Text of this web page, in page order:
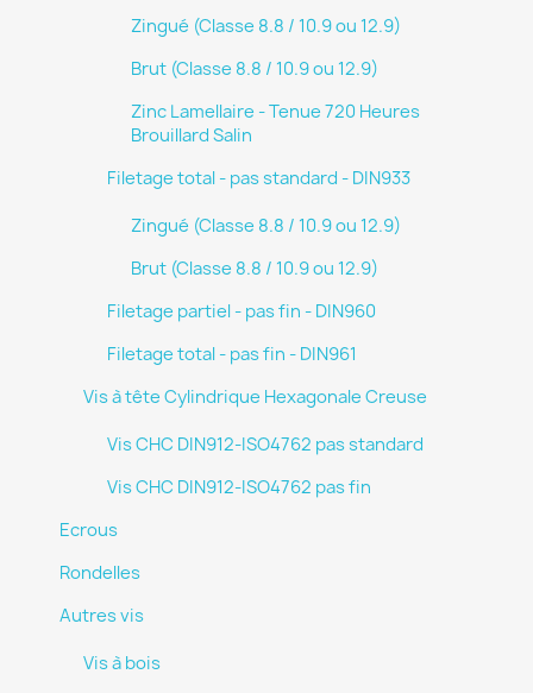
Zingué (Classe 8.8 / 10.9 ou 12.9)
Brut (Classe 8.8 / 10.9 ou 12.9)
Zinc Lamellaire - Tenue 720 Heures
Brouillard Salin
Filetage total - pas standard - DIN933
Zingué (Classe 8.8 / 10.9 ou 12.9)
Brut (Classe 8.8 / 10.9 ou 12.9)
Filetage partiel - pas fin - DIN960
Filetage total - pas fin - DIN961
Vis à tête Cylindrique Hexagonale Creuse
Vis CHC DIN912-ISO4762 pas standard
Vis CHC DIN912-ISO4762 pas fin
Ecrous
Rondelles
Autres vis
Vis à bois